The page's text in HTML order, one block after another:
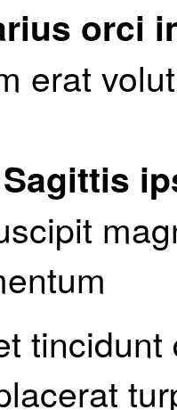
orci
erat
Sagittis